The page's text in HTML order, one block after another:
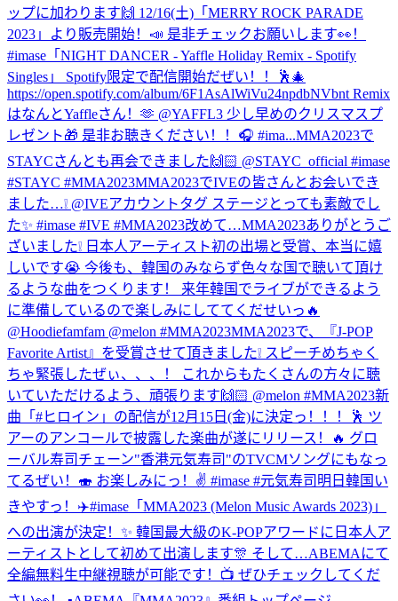
ップに加わります🙌 12/16(土)「MERRY ROCK PARADE
2023」より販売開始！📣 是非チェックお願いします👀！
#imase 「NIGHT DANCER - Yaffle Holiday Remix - Spotify
Singles」 Spotify限定で配信開始だぜい！！🕺🎄
https://open.spotify.com/album/6F1AsAlWiVu24npdbNVbnt Remix
はなんとYaffleさん！🫶 @YAFFL3 少し早めのクリスマスプ
レゼント🎁 是非お聴きください！！🎧 #ima...MMA2023で
STAYCさんとも再会できました🙌🏻 @STAYC_official #imase
#STAYC #MMA2023MMA2023でIVEの皆さんとお会いでき
ました…❕ @IVEアカウントタグ ステージとっても素敵でし
た✨ #imase #IVE #MMA2023改めて…MMA2023ありがとうご
ざいました❕ 日本人アーティスト初の出場と受賞、本当に嬉
しいです😭 今後も、韓国のみならず色々な国で聴いて頂け
るような曲をつくります！ 来年韓国でライブができるよう
に準備しているので楽しみにしててくだせいっ🔥
@Hoodiefamfam @melon #MMA2023MMA2023で、『J-POP
Favorite Artist』を受賞させて頂きました❕ スピーチめちゃく
ちゃ緊張したぜぃ、、、！ これからもたくさんの方々に聴
いていただけるよう、頑張ります🙌🏻 @melon #MMA2023新
曲「#ヒロイン」の配信が12月15日(金)に決定っ！！！🕺 ツ
アーのアンコールで披露した楽曲が遂にリリース！🔥 グロ
ーバル寿司チェーン"香港元気寿司"のTVCMソングにもなっ
てるぜい！🍣 お楽しみにっ！✌️ #imase #元気寿司 明日韓国い
きやすっ！✈️#imase「MMA2023 (Melon Music Awards 2023)」
への出演が決定！✨ 韓国最大級のK-POPアワードに日本人ア
ーティストとして初めて出演します🎊 そして…ABEMAにて
全編無料生中継視聴が可能です！📺 ぜひチェックしてくだ